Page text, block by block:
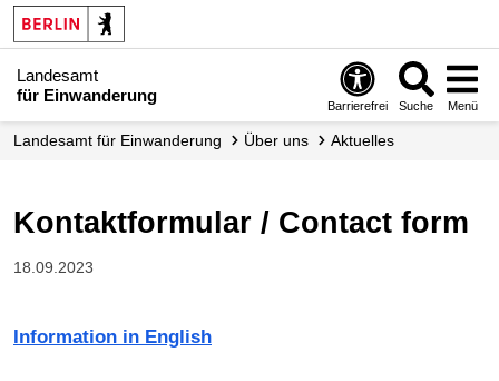
Landesamt
für Einwanderung
Barrierefrei Suche Menü
Landesamt für Einwanderung Über uns Aktuelles
Kontaktformular / Contact form
18.09.2023
Information in English